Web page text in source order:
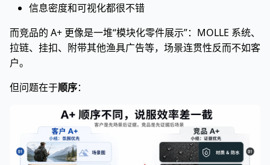
信息密度和可视化都很不错
而竞品的 A+ 更像是一堆“模块化零件展示”：MOLLE 系统、
拉链、挂扣、附带其他渔具广告等，场景连贯性反而不如客
户。
但问题在于顺序：